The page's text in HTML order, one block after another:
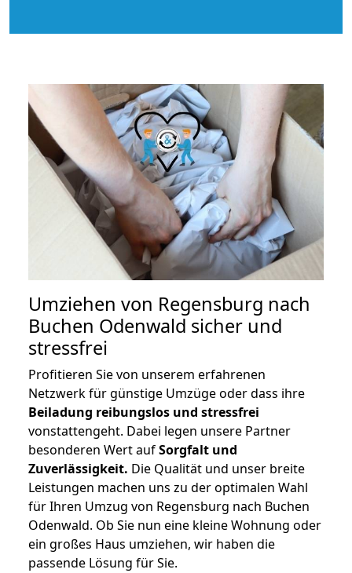
Umziehen von Regensburg nach
Buchen Odenwald sicher und
stressfrei
Profitieren Sie von unserem erfahrenen
Netzwerk für günstige Umzüge oder dass ihre
Beiladung reibungslos und stressfrei
vonstattengeht. Dabei legen unsere Partner
besonderen Wert aufSorgfalt und
Zuverlässigkeit. Die Qualität und unser breite
Leistungen machen uns zu der optimalen Wahl
für Ihren Umzug von Regensburg nach Buchen
Odenwald. Ob Sie nun eine kleine Wohnung oder
ein großes Haus umziehen, wir haben die
passende Lösung für Sie.